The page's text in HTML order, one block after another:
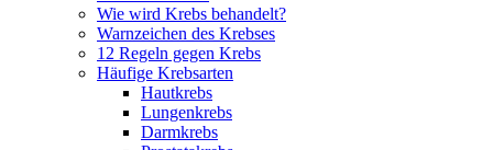
Wie wird Krebs behandelt?
Warnzeichen des Krebses
12 Regeln gegen Krebs
Häufige Krebsarten
Hautkrebs
Lungenkrebs
Darmkrebs